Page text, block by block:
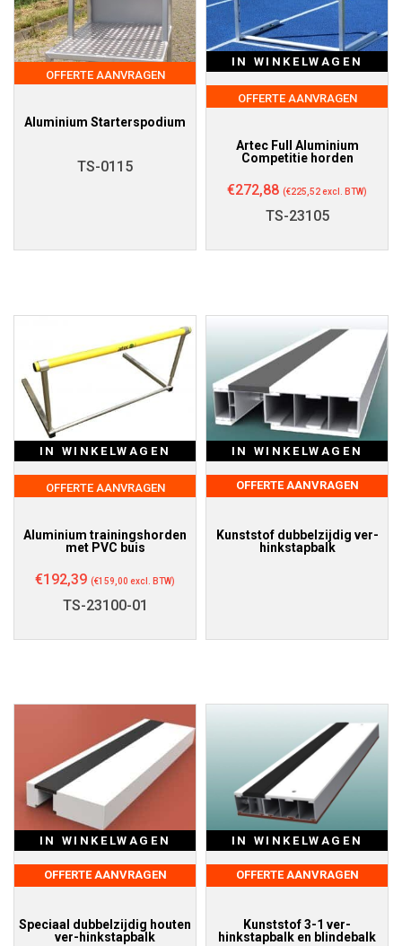
OFFERTE AANVRAGEN
Aluminium Starterspodium
TS-0115
IN WINKELWAGEN
OFFERTE AANVRAGEN
Artec Full Aluminium
Competitie horden
€272,88 (€225,52excl. BTW)
TS-23105
IN WINKELWAGEN
OFFERTE AANVRAGEN
Aluminium trainingshorden
met PVC buis
€192,39 (€159,00 excl. BTW)
TS-23100-01
IN WINKELWAGEN
OFFERTE AANVRAGEN
Kunststof dubbelzijdig ver-
hinkstapbalk
IN WINKELWAGEN
OFFERTE AANVRAGEN
Speciaal dubbelzijdig houten
ver-hinkstapbalk
IN WINKELWAGEN
OFFERTE AANVRAGEN
Kunststof 3-1 ver-
hinkstapbalk en blindebalk